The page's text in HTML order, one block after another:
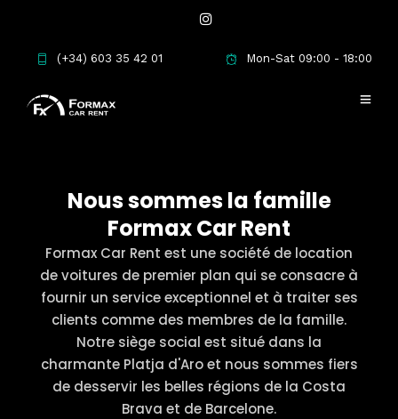
(+34) 603 35 42 01 Mon-Sat 09:00 - 18:00
Nous sommes la famille
Formax Car Rent
Formax Car Rent est une société de location
de voitures de premier plan qui se consacre à
fournir un service exceptionnel et à traiter ses
clients comme des membres de la famille.
Notre siège social est situé dans la
charmante Platja d'Aro et nous sommes fiers
de desservir les belles régions de la Costa
Brava et de Barcelone.